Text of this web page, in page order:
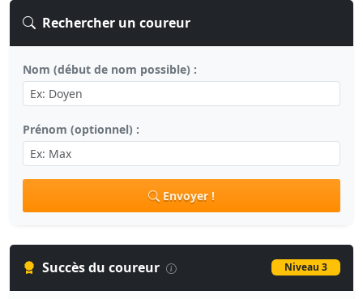
Rechercher un coureur
Nom (début de nom possible) :
Prénom (optionnel) :
Envoyer !
Succès du coureur Niveau 3